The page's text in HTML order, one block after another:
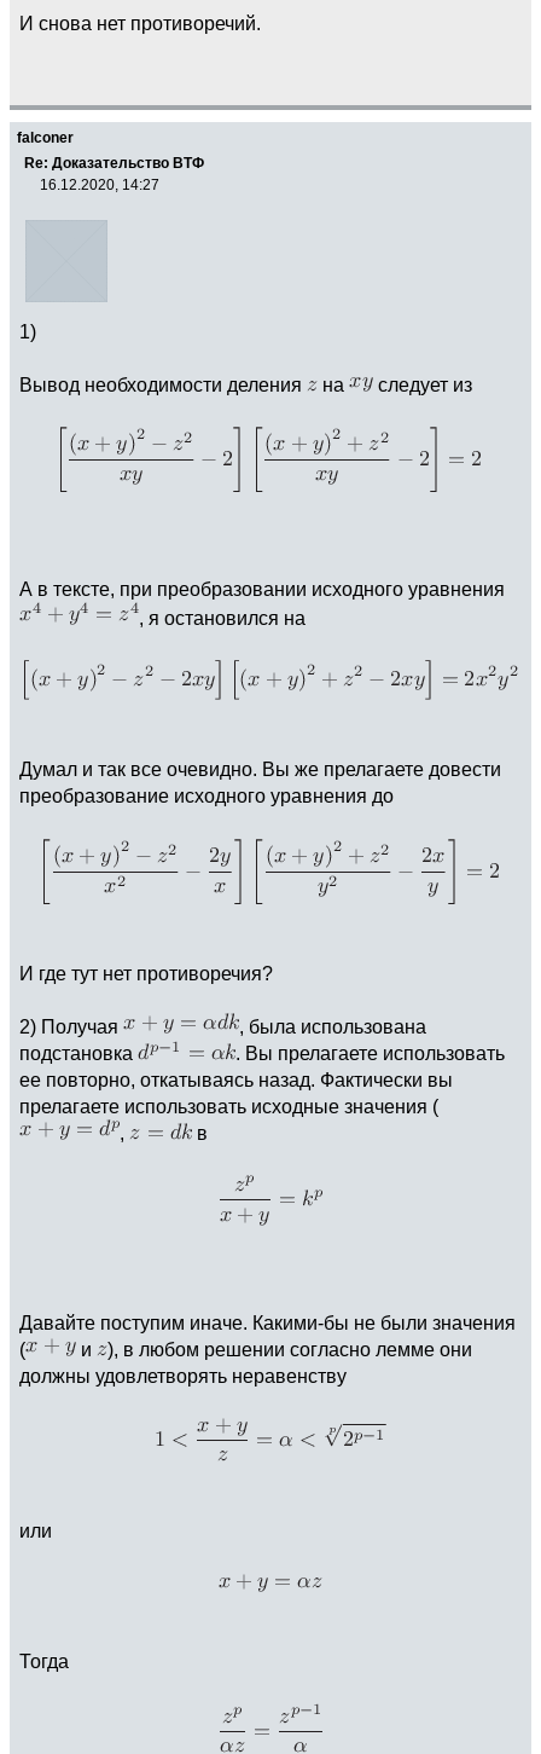
И снова нет противоречий.
falconer
Re: Доказательство ВТФ
16.12.2020, 14:27
1)
Вывод необходимости деления на следует из
А в тексте, при преобразовании исходного уравнения
, я остановился на
Думал и так все очевидно. Вы же прелагаете довести
преобразование исходного уравнения до
И где тут нет противоречия?
2) Получая
, была использована
подстановка
. Вы прелагаете использовать
ее повторно, откатываясь назад. Фактически вы
прелагаете использовать исходные значения (
,
в
Давайте поступим иначе. Какими-бы не были значения
(
и
), в любом решении согласно лемме они
должны удовлетворять неравенству
или
Тогда